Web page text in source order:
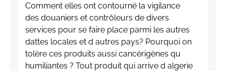
Comment elles ont contourné la vigilance
des douaniers et contrôleurs de divers
services pour se faire place parmi les autres
dattes locales et d autres pays? Pourquoi on
tolère ces produits aussi cancérigènes qu
humiliantes ? Tout produit qui arrive d algerie